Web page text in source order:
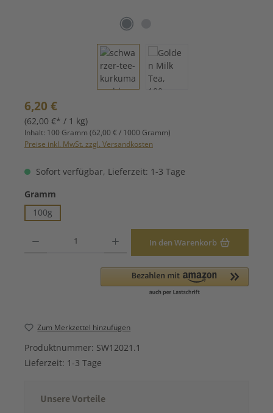
Regulärer Preis:
6,20 €
(62,00 €* / 1 kg)
Inhalt: 100 Gramm (62,00 € / 1000 Gramm)
Preise inkl. MwSt. zzgl. Versandkosten
Sofort verfügbar, Lieferzeit: 1-3 Tage
Gramm
100g
In den Warenkorb
Zum Merkzettel hinzufügen
Produktnummer: SW12021.1
Lieferzeit: 1-3 Tage
Unsere Vorteile